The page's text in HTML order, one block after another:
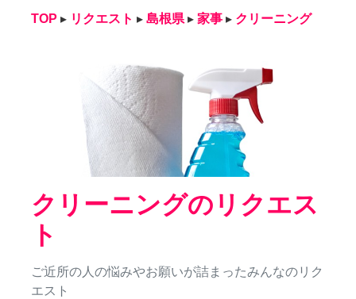
TOP ▸ リクエスト ▸ 島根県 ▸ 家事 ▸ クリーニング
クリーニングのリクエス
ト
ご近所の人の悩みやお願いが詰まったみんなのリク
エスト